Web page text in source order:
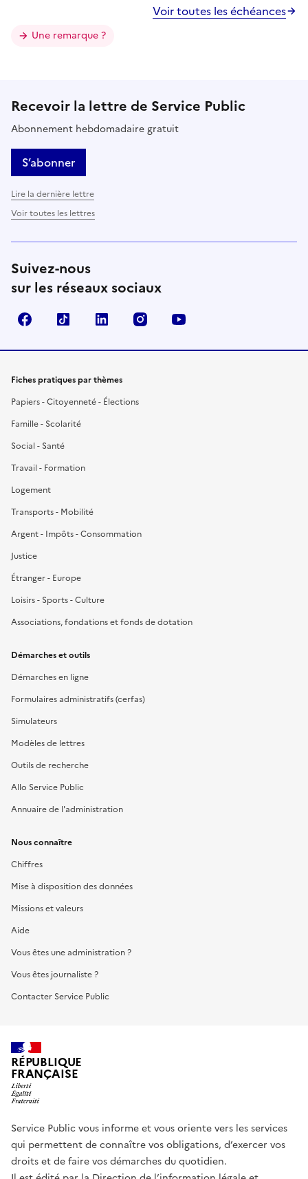
Voir toutes les échéances
Une remarque ?
Recevoir la lettre de Service Public
Abonnement hebdomadaire gratuit
S’abonner
Lire la dernière lettre
Voir toutes les lettres
Suivez-nous
sur les réseaux sociaux
FacebookTikTok LinkedIn Instagram
Fiches pratiques par thèmes
Papiers - Citoyenneté - Élections
Famille - Scolarité
Social - Santé
Travail - Formation
Logement
Transports - Mobilité
Argent - Impôts - Consommation
Justice
Étranger - Europe
Loisirs - Sports - Culture
Associations, fondations et fonds de dotation
Démarches et outils
Démarches en ligne
Formulaires administratifs (cerfas)
Simulateurs
Modèles de lettres
Outils de recherche
Allo Service Public
Annuaire de l'administration
Nous connaître
Chiffres
Mise à disposition des données
Missions et valeurs
Aide
Vous êtes une administration ?
Vous êtes journaliste ?
Contacter Service Public
RÉPUBLIQUE
FRANÇAISE
Service Public vous informe et vous oriente vers les services
qui permettent de connaître vos obligations, d’exercer vos
droits et de faire vos démarches du quotidien.